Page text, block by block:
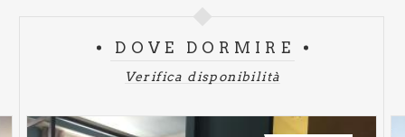
DOVE DORMIRE
Verifica disponibilità